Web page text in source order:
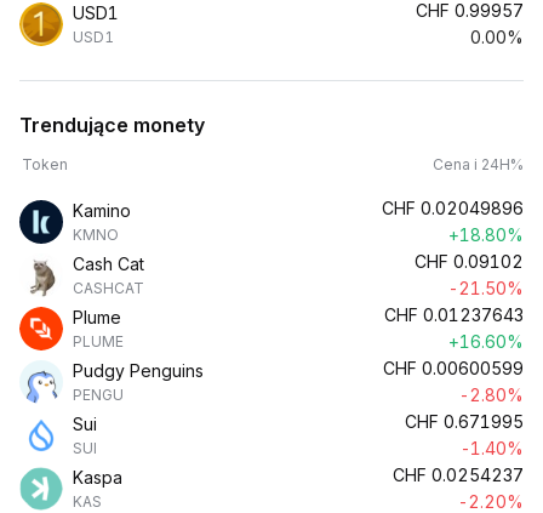
USD1
USD1
CHF 0.99957
0.00%
Trendujące monety
Token Cena i 24H%
Kamino
KMNO
CHF 0.02049896
+18.80%
Cash Cat
CASHCAT
CHF 0.09102
-21.50%
Plume
PLUME
CHF 0.01237643
+16.60%
Pudgy Penguins
PENGU
CHF 0.00600599
-2.80%
Sui
SUI
CHF 0.671995
-1.40%
Kaspa
KAS
CHF 0.0254237
-2.20%